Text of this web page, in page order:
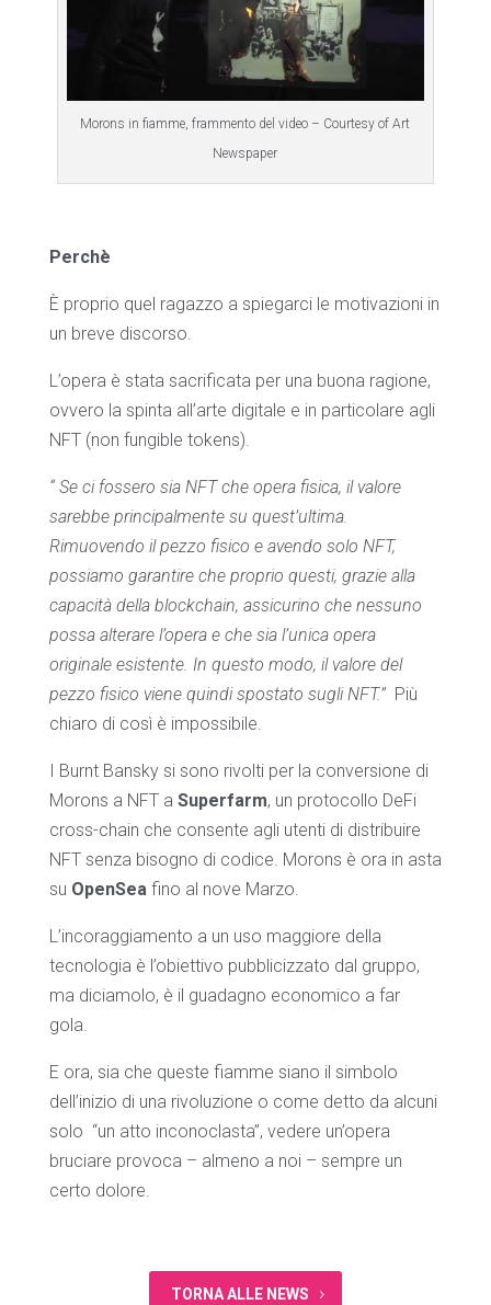
Morons in fiamme, frammento del video – Courtesy of Art
Newspaper
Perchè
È proprio quel ragazzo a spiegarci le motivazioni in
un breve discorso.
L’opera è stata sacrificata per una buona ragione,
ovvero la spinta all’arte digitale e in particolare agli
NFT (non fungible tokens).
“ Se ci fossero sia NFT che opera fisica, il valore
sarebbe principalmente su quest’ultima.
Rimuovendo il pezzo fisico e avendo solo NFT,
possiamo garantire che proprio questi, grazie alla
capacità della blockchain, assicurino che nessuno
possa alterare l’opera e che sia l’unica opera
originale esistente. In questo modo, il valore del
pezzo fisico viene quindi spostato sugli NFT.” Più
chiaro di così è impossibile.
I Burnt Bansky si sono rivolti per la conversione di
Morons a NFT a Superfarm, un protocollo DeFi
cross-chain che consente agli utenti di distribuire
NFT senza bisogno di codice. Morons è ora in asta
su OpenSeafino al nove Marzo.
L’incoraggiamento a un uso maggiore della
tecnologia è l’obiettivo pubblicizzato dal gruppo,
ma diciamolo, è il guadagno economico a far
gola.
E ora, sia che queste fiamme siano il simbolo
dell’inizio di una rivoluzione o come detto da alcuni
solo “un atto inconoclasta”, vedere un’opera
bruciare provoca – almeno a noi – sempre un
certo dolore.
TORNA ALLE NEWS